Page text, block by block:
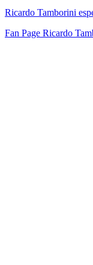
Ricardo Tamborini
Fan Page Ricardo